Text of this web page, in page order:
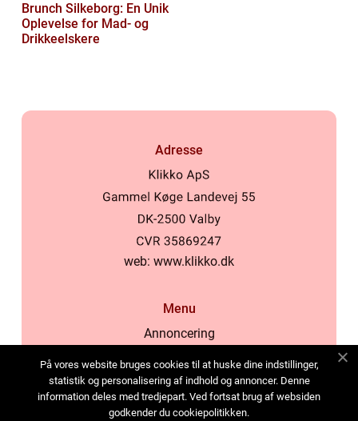
Brunch Silkeborg: En Unik
Oplevelse for Mad- og
Drikkeelskere
Adresse
web: www.klikko.dk
Menu
Annoncering
Cookies
Kontakt os
På vores website bruges cookies til at huske dine indstillinger,
statistik og personalisering af indhold og annoncer. Denne
information deles med tredjepart. Ved fortsat brug af websiden
godkender du cookiepolitikken.